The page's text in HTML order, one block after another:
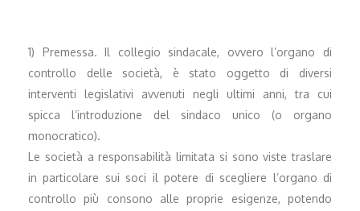
1) Premessa. Il collegio sindacale, ovvero l’organo di
controllo delle società, è stato oggetto di diversi
interventi legislativi avvenuti negli ultimi anni, tra cui
spicca l’introduzione del sindaco unico (o organo
monocratico).
Le società a responsabilità limitata si sono viste traslare
in particolare sui soci il potere di scegliere l’organo di
controllo più consono alle proprie esigenze, potendo